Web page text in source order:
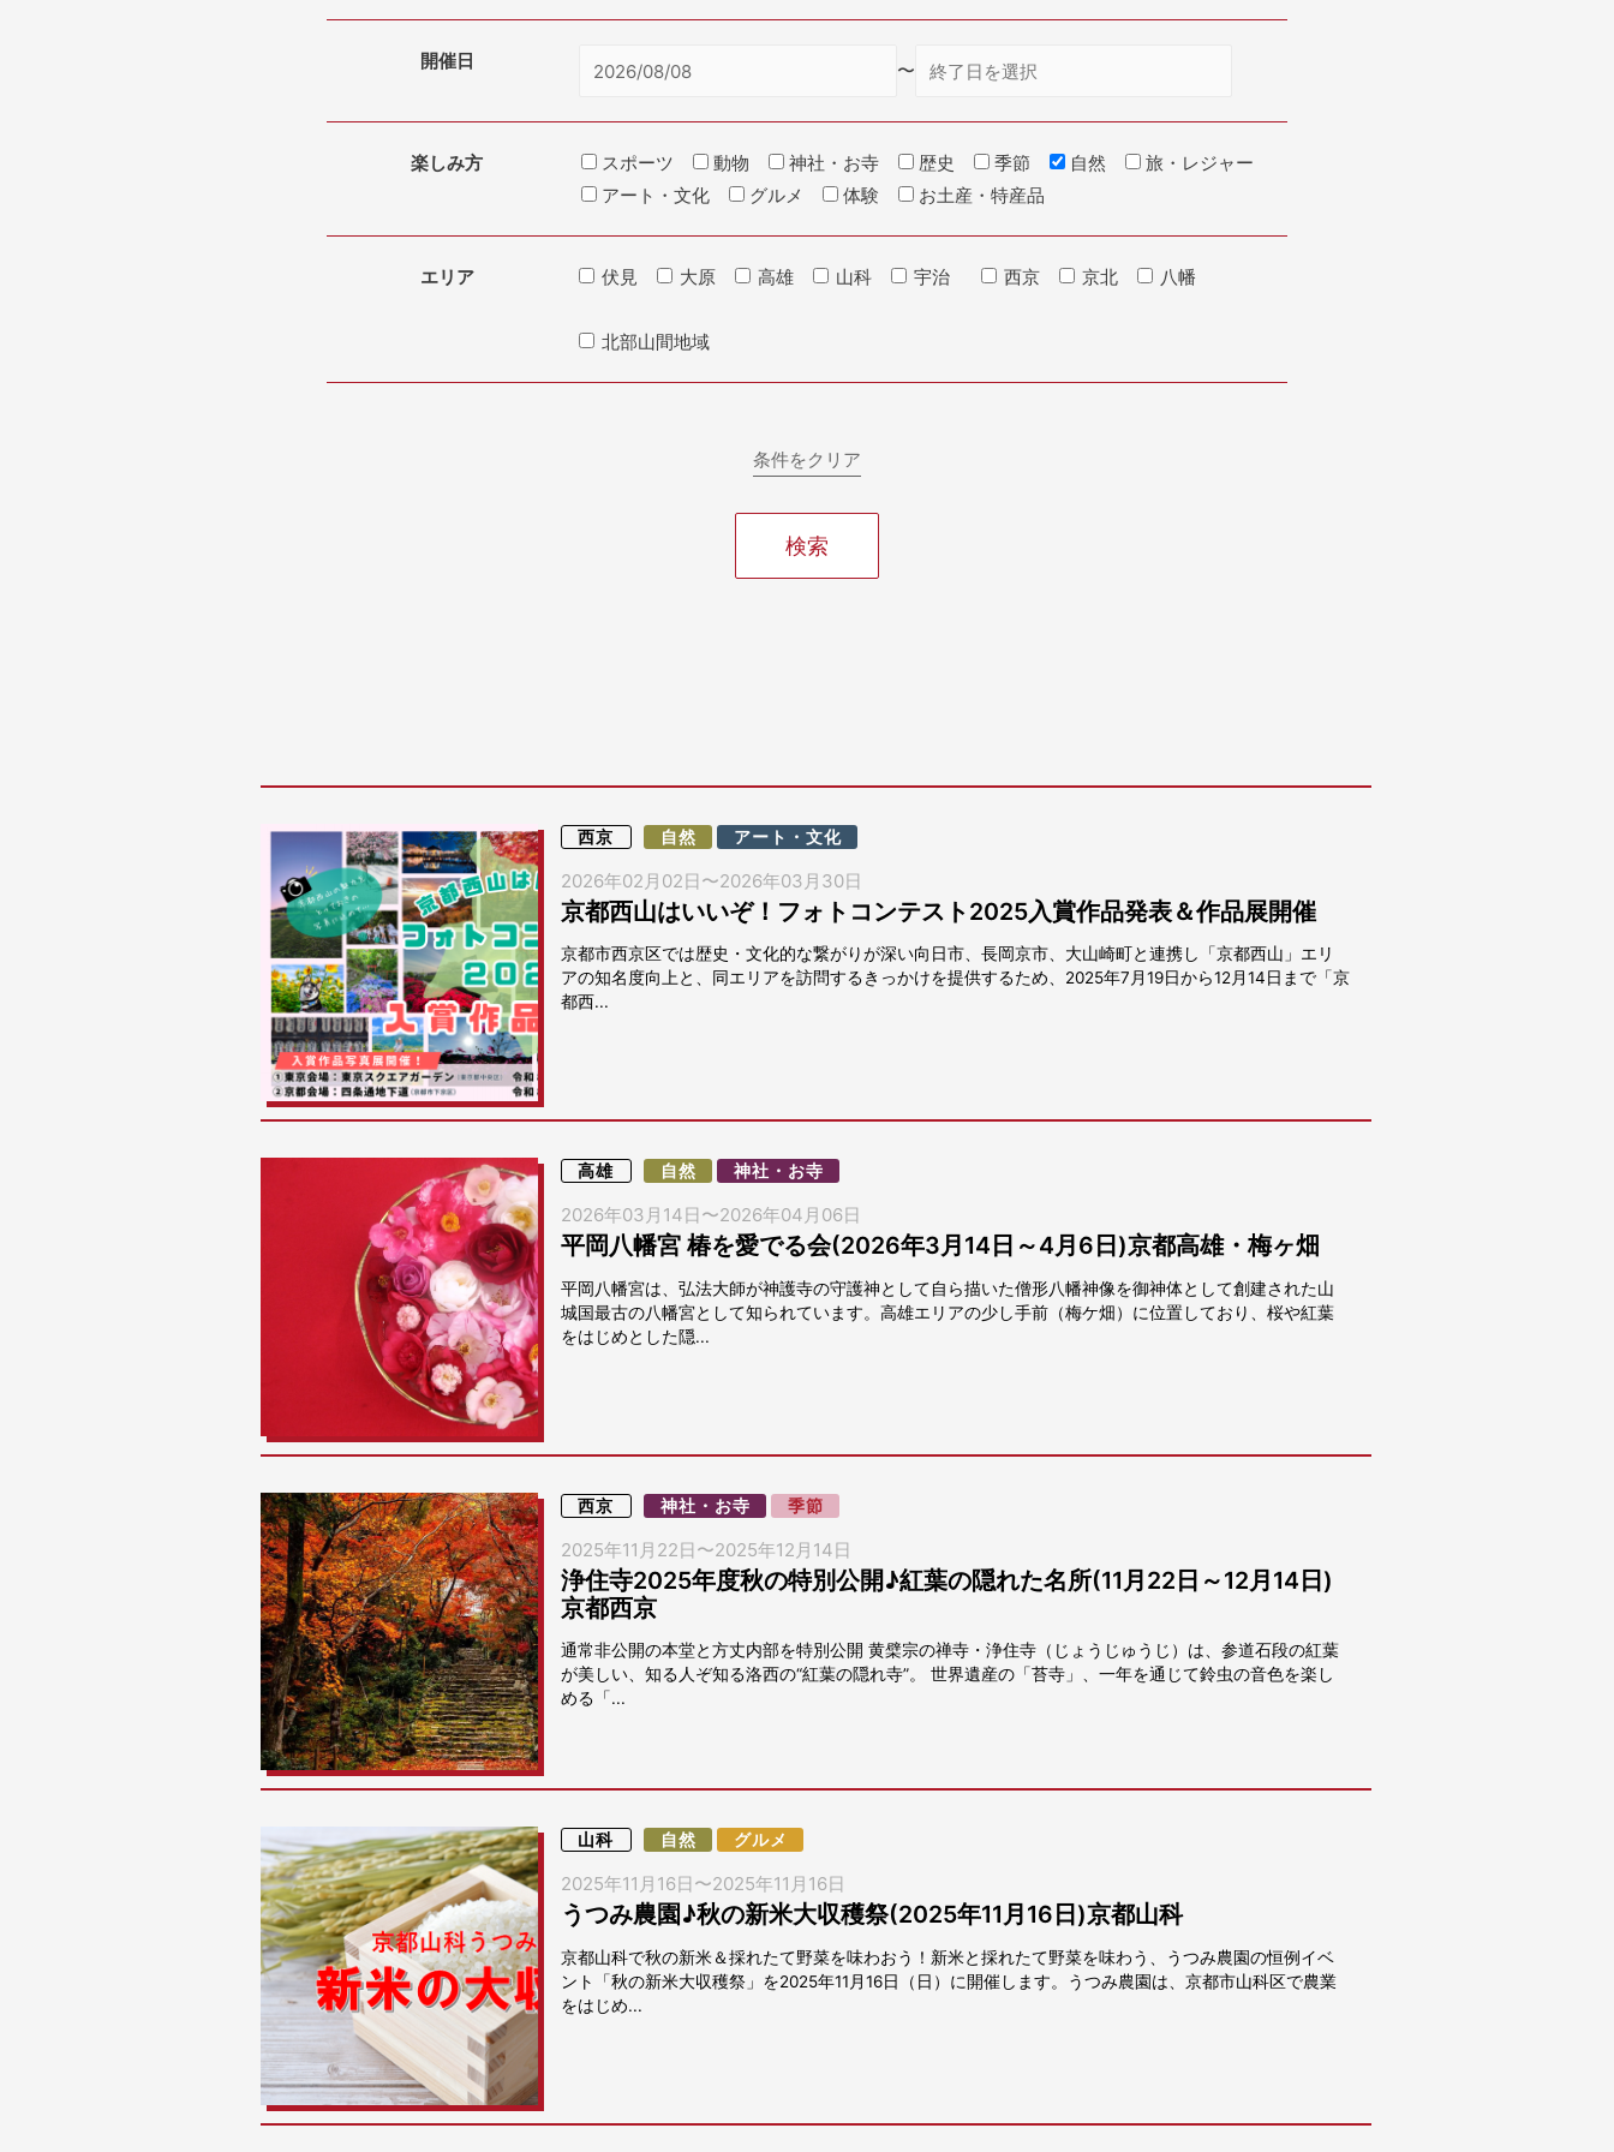
開催日 〜
楽しみ方 スポーツ 動物 神社・お寺 歴史 季節 自然
旅・レジャー
アート・文化
グルメ 体験 お土産・特産品
エリア 伏見 大原 高雄 山科 宇治 西京 京北 八幡
北部山間地域
条件をクリア
西京 自然 アート・文化
2026年02月02日〜2026年03月30日
京都西山はいいぞ！フォトコンテスト2025入賞作品発表＆作品展開催
京都市西京区では歴史・文化的な繋がりが深い向日市、長岡京市、大山崎町と連携し「京都西山」エリ
アの知名度向上と、同エリアを訪問するきっかけを提供するため、2025年7月19日から12月14日まで「京
都西...
高雄 自然 神社・お寺
2026年03月14日 〜2026年04月06日
平岡八幡宮 椿を愛でる会(2026年3月14日～4月6日)京都高雄・梅ヶ畑
平岡八幡宮は、弘法大師が神護寺の守護神として自ら描いた僧形八幡神像を御神体として創建された山
城国最古の八幡宮として知られています。高雄エリアの少し手前（梅ケ畑）に位置しており、桜や紅葉
をはじめとした隠...
西京 神社・お寺 季節
2025年11月22日〜2025年12月14日
浄住寺2025年度秋の特別公開♪紅葉の隠れた名所(11月22日～12月14日)
京都西京
通常非公開の本堂と方丈内部を特別公開 黄檗宗の禅寺・浄住寺（じょうじゅうじ）は、参道石段の紅葉
が美しい、知る人ぞ知る洛西の“紅葉の隠れ寺”。 世界遺産の「苔寺」、一年を通じて鈴虫の音色を楽し
める「...
山科 自然 グルメ
2025年11月16日 〜2025年11月16日
うつみ農園♪秋の新米大収穫祭(2025年11月16日)京都山科
京都山科で秋の新米＆採れたて野菜を味わおう！新米と採れたて野菜を味わう、うつみ農園の恒例イベ
ント「秋の新米大収穫祭」を2025年11月16日（日）に開催します。うつみ農園は、京都市山科区で農業
をはじめ...